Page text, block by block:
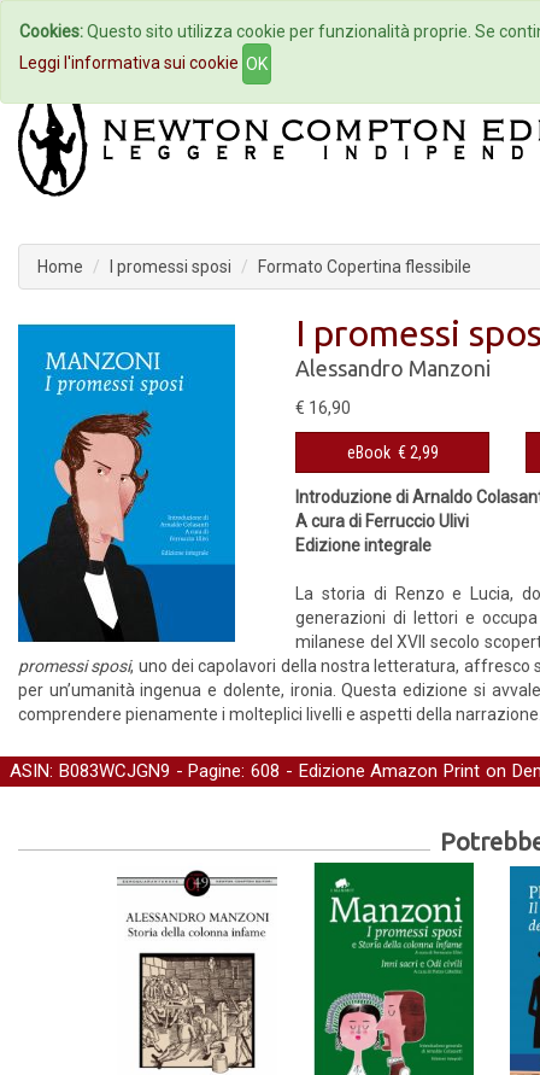
Home Autori Eventi
Home I promessi sposi Formato Copertina flessibile
I promessi
Alessandro Manzoni
€ 16,90
eBook € 2,99
Introduzione di Arnaldo
A cura di Ferruccio Ulivi
Edizione integrale
La storia di Renzo e Lucia,
generazioni di lettori e
milanese del XVII secolo
promessi sposi, uno dei capolavori della nostra letteratura,
per un’umanità ingenua e dolente, ironia. Questa edizione si
comprendere pienamente i molteplici livelli e aspetti della
ASIN: B083WCJGN9 - Pagine: 608 - Edizione Amazon Print on
Cookies:Questo sito utilizza cookie per funzionalità proprie. Se
Leggi l'informativa sui cookie OK